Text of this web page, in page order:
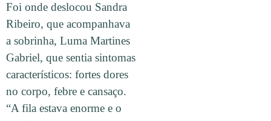
Foi onde deslocou Sandra
Ribeiro, que acompanhava
a sobrinha, Luma Martines
Gabriel, que sentia sintomas
característicos: fortes dores
no corpo, febre e cansaço.
“A fila estava enorme e o